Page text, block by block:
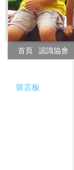
首頁 認識協會
留言板